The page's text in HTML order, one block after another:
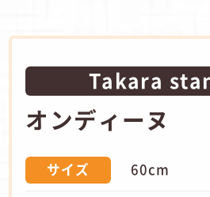
Takara
オンディーヌ
サイズ 60cm